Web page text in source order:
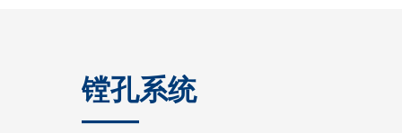
镗孔系统
——